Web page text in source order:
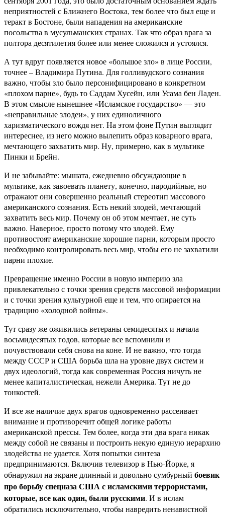
неприятностей с Ближнего Востока, тем более что был еще и
теракт в Бостоне, были нападения на американские
посольства в мусульманских странах. Так что образ врага за
полтора десятилетия более или менее сложился и устоялся.
А тут вдруг появляется новое «большое зло» в лице России,
точнее – Владимира Путина. Для голливудского сознания
важно, чтобы зло было персонифицировано в конкретном
«плохом парне», будь то Саддам Хусейн, или Усама бен Ладен.
В этом смысле нынешнее «Исламское государство» — это
«неправильные злодеи», у них единоличного
харизматического вождя нет. На этом фоне Путин выглядит
интереснее, из него можно вылепить образ коварного врага,
мечтающего захватить мир. Ну, примерно, как в мультике
Пинки и Брейн.
И не забывайте: мышата, ежедневно обсуждающие в
мультике, как завоевать планету, конечно, пародийные, но
отражают они совершенно реальный стереотип массового
американского сознания. Есть некий злодей, мечтающий
захватить весь мир. Почему он об этом мечтает, не суть
важно. Наверное, просто потому что злодей. Ему
противостоят американские хорошие парни, которым просто
необходимо контролировать весь мир, чтобы его не захватили
парни плохие.
Превращение именно России в новую империю зла
привлекательно с точки зрения средств массовой информации
и с точки зрения культурной еще и тем, что опирается на
традицию «холодной войны».
Тут сразу же оживились ветераны семидесятых и начала
восьмидесятых годов, которые все вспомнили и
почувствовали себя снова на коне. И не важно, что тогда
между СССР и США борьба шла на уровне двух систем и
двух идеологий, тогда как современная Россия ничуть не
менее капиталистическая, нежели Америка. Тут не до
тонкостей.
И все же наличие двух врагов одновременно рассеивает
внимание и противоречит общей логике работы
американской прессы. Тем более, когда эти два врага никак
между собой не связаны и построить некую единую иерархию
злодейства не удается. Хотя попытки синтеза
предпринимаются. Включив телевизор в Нью-Йорке, я
обнаружил на экране длинный и довольно сумбурный боевик
про борьбу спецназа США с исламскими террористами,
которые, все как один, были русскими. И в ислам
обратились исключительно, чтобы навредить ненавистной